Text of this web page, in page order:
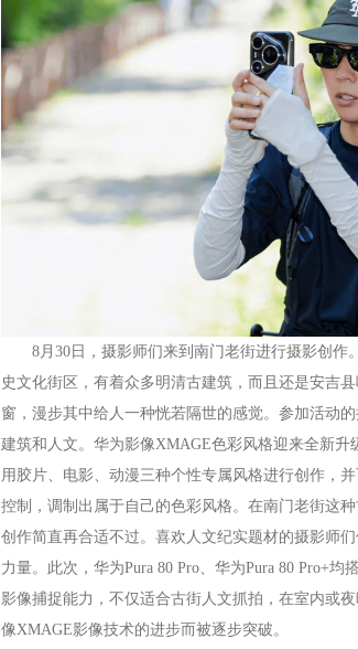
8月30日，摄影师们来到南门老街进行摄影创作
史文化街区，有着众多明清古建筑，而且还是安吉
窗，漫步其中给人一种恍若隔世的感觉。参加活动
建筑和人文。华为影像XMAGE色彩风格迎来全新
用胶片、电影、动漫三种个性专属风格进行创作，
控制，调制出属于自己的色彩风格。在南门老街这
创作简直再合适不过。喜欢人文纪实题材的摄影师
力量。此次，华为Pura 80 Pro、华为Pura 80 Pro+
影像捕捉能力，不仅适合古街人文抓拍，在室内或
像XMAGE影像技术的进步而被逐步突破。